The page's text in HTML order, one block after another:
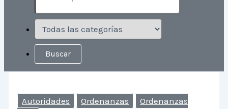
Autoridades Ordenanzas
Ordenanzas